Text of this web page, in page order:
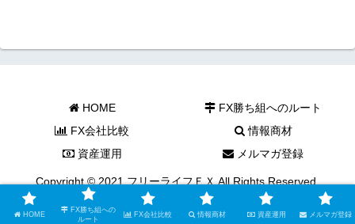
HOME
FX勝ち組へのルート
FX会社比較
情報商材
資産運用
メルマガ登録
Copyright © 2021 フリーライフＦＸ All Rights Reserved.
HOME
FX勝ち組への
ルート
FX会社比較 情報商材 資産運用 メルマガ登録